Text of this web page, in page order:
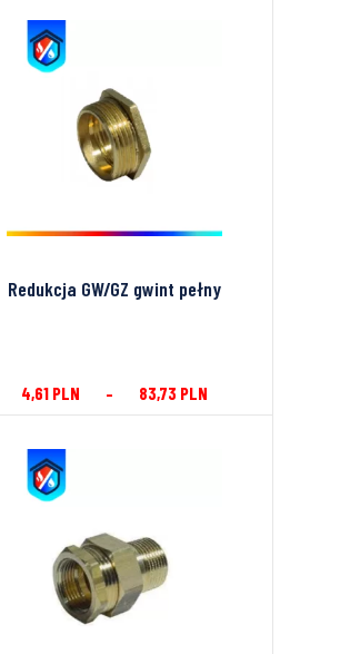
Redukcja GW/GZ gwint pełny
4,61 PLN – 83,73 PLN